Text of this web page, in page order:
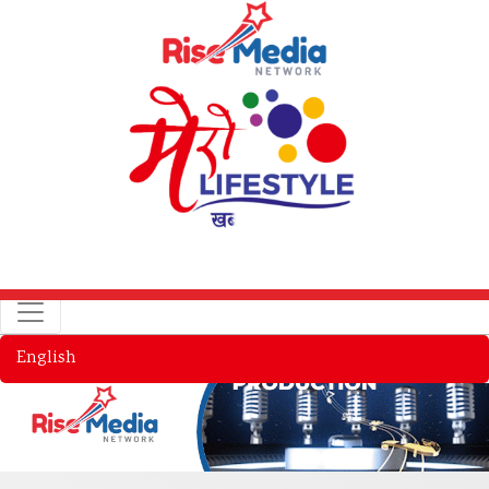
English